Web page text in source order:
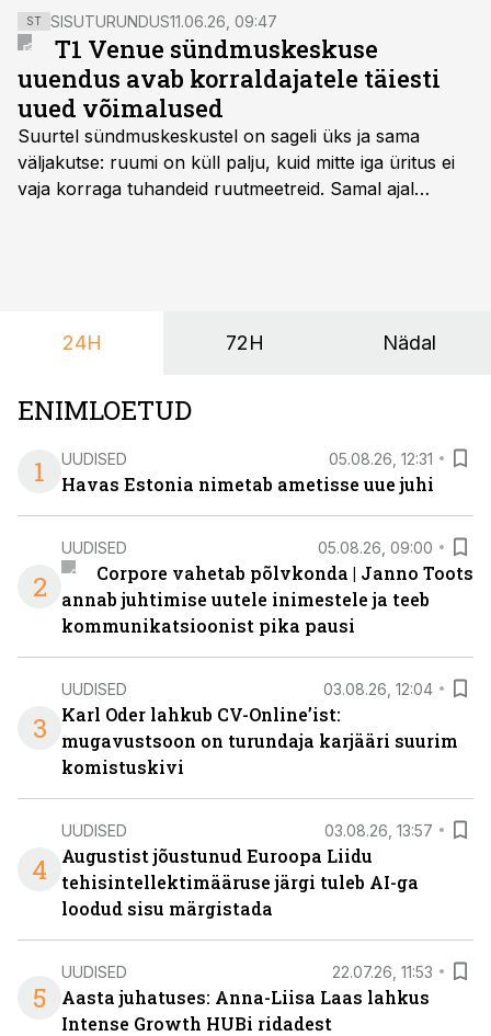
edaspidi ka Httpoolile tugevamat partnerlust Twitteriga.
ST SISUTURUNDUS11.06.26, 09:47
T1 Venue sündmuskeskuse
uuendus avab korraldajatele täiesti
uued võimalused
Suurtel sündmuskeskustel on sageli üks ja sama
väljakutse: ruumi on küll palju, kuid mitte iga üritus ei
vaja korraga tuhandeid ruutmeetreid. Samal ajal
nendele vajadustele vastanud uuendusega, mis pakub
24H 72H Nädal
ENIMLOETUD
1
UUDISED 05.08.26, 12:31
Havas Estonia nimetab ametisse uue juhi
2
UUDISED 05.08.26, 09:00
Corpore vahetab põlvkonda | Janno Toots
annab juhtimise uutele inimestele ja teeb
kommunikatsioonist pika pausi
3
UUDISED 03.08.26, 12:04
Karl Oder lahkub CV-Online’ist:
mugavustsoon on turundaja karjääri suurim
komistuskivi
4
UUDISED 03.08.26, 13:57
Augustist jõustunud Euroopa Liidu
tehisintellektimääruse järgi tuleb AI-ga
loodud sisu märgistada
5
UUDISED 22.07.26, 11:53
Aasta juhatuses: Anna-Liisa Laas lahkus
Intense Growth HUBi ridadest